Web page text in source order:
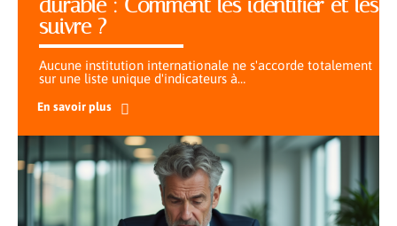
durable : Comment les identifier et les
suivre ?
Aucune institution internationale ne s'accorde totalement
sur une liste unique d'indicateurs à…
En savoir plus